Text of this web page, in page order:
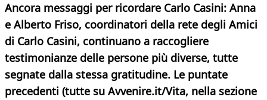
Ancora messaggi per ricordare Carlo Casini: Anna
e Alberto Friso, coordinatori della rete degli Amici
di Carlo Casini, continuano a raccogliere
testimonianze delle persone più diverse, tutte
segnate dalla stessa gratitudine. Le puntate
precedenti (tutte su Avvenire.it/Vita, nella sezione